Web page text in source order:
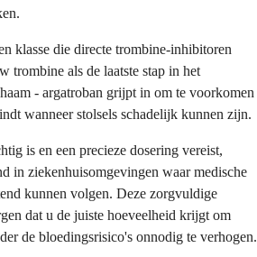
klasse die directe trombine-inhibitoren
trombine als de laatste stap in het
- argatroban grijpt in om te voorkomen
wanneer stolsels schadelijk kunnen zijn.
is en een precieze dosering vereist,
in ziekenhuisomgevingen waar medische
kunnen volgen. Deze zorgvuldige
dat u de juiste hoeveelheid krijgt om
de bloedingsrisico's onnodig te verhogen.